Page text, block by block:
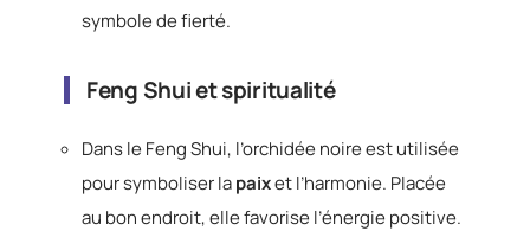
symbole de fierté.
Feng Shui et spiritualité
Dans le Feng Shui, l’orchidée noire est utilisée
pour symboliser lapaixet l’harmonie. Placée
au bon endroit, elle favorise l’énergie positive.